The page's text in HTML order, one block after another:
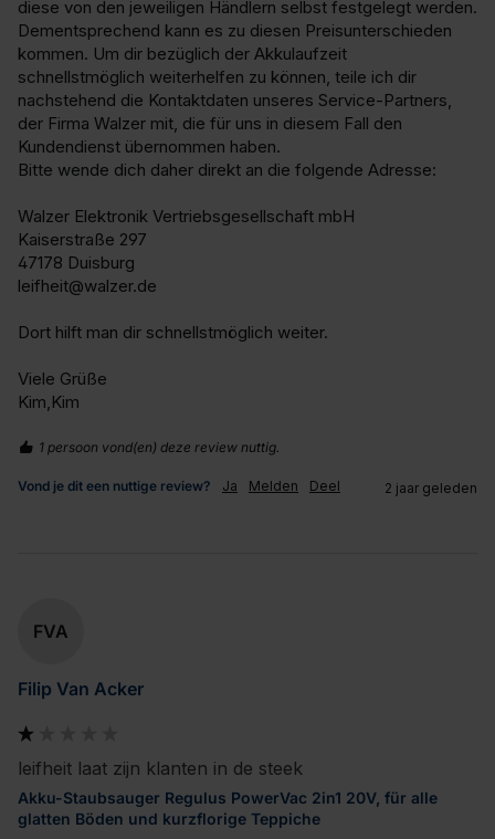
diese von den jeweiligen Händlern selbst festgelegt werden.
Dementsprechend kann es zu diesen Preisunterschieden
kommen. Um dir bezüglich der Akkulaufzeit
schnellstmöglich weiterhelfen zu können, teile ich dir
nachstehend die Kontaktdaten unseres Service-Partners,
der Firma Walzer mit, die für uns in diesem Fall den
Kundendienst übernommen haben.
Bitte wende dich daher direkt an die folgende Adresse:
Walzer Elektronik Vertriebsgesellschaft mbH
Kaiserstraße 297
47178 Duisburg
leifheit@walzer.de
Dort hilft man dir schnellstmöglich weiter.
Viele Grüße
Kim,Kim
1 persoon vond(en) deze review nuttig.
Vond je dit een nuttige review? Ja Melden Deel 2 jaar geleden
FVA
Filip Van Acker
leifheit laat zijn klanten in de steek
Akku-Staubsauger Regulus PowerVac 2in1 20V, für alle
glatten Böden und kurzflorige Teppiche